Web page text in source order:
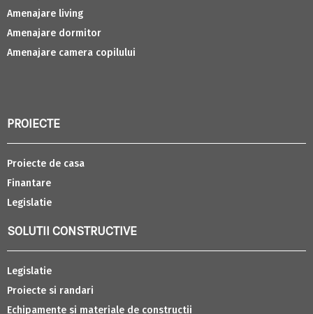
Amenajare living
Amenajare dormitor
Amenajare camera copilului
PROIECTE
Proiecte de casa
Finantare
Legislatie
SOLUTII CONSTRUCTIVE
Legislatie
Proiecte si randari
Echipamente si materiale de constructii